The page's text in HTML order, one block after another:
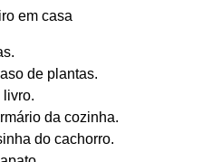
em casa
de plantas.
livro.
da cozinha.
do cachorro.